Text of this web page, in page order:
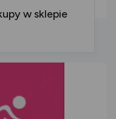
w sklepie